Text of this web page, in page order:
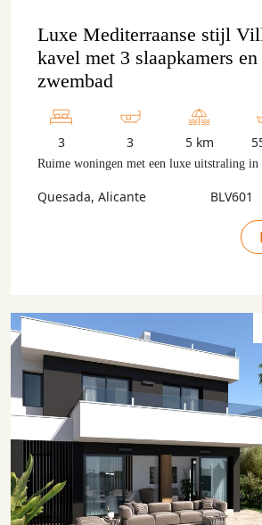
Luxe Mediterraanse stijl
kavel met 3 slaapkamers en
zwembad
3 3 5 km
Ruime woningen met een luxe uitstraling in
Quesada, Alicante BLV601